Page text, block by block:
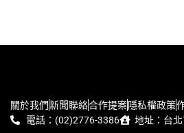
關於我們新聞聯絡合作提案隱私權政策
電話：(02)2776-3386
地址：台